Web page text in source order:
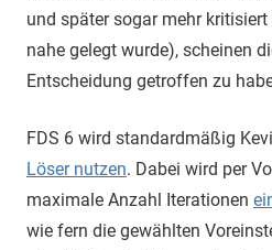
und später sogar mehr
nahe gelegt wurde), scheinen
Entscheidung getroffen zu
FDS 6 wird standardmäßig
Löser nutzen. Dabei wird per
maximale Anzahl Iterationen
wie fern die gewählten